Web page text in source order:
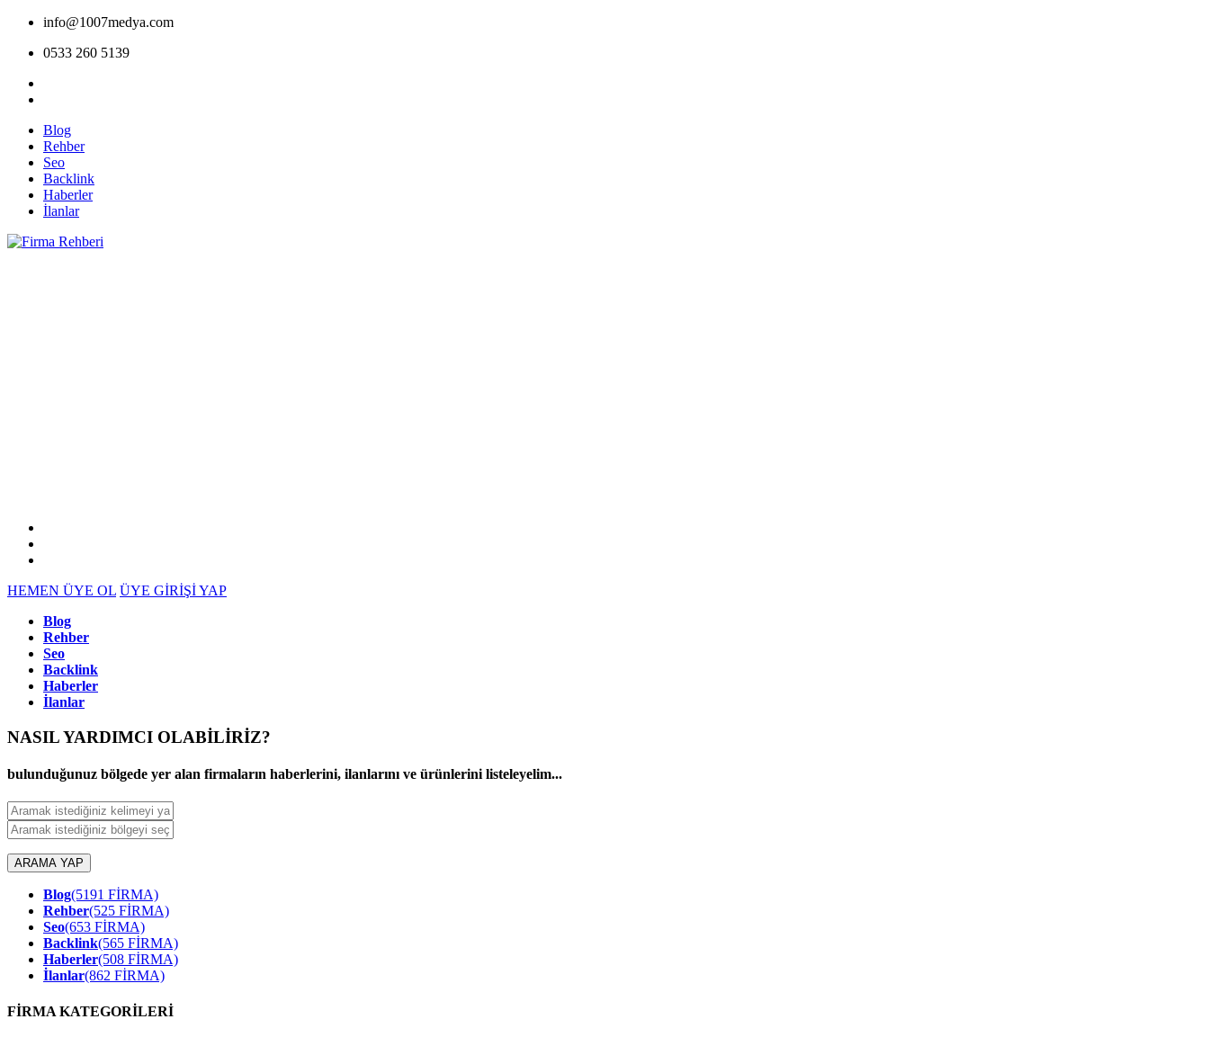
info@1007medya.com
0533 260 5139
Blog
Rehber
Seo
Backlink
Haberler
İlanlar
HEMEN ÜYE OL ÜYE GİRİŞİ YAP
Blog
Rehber
Seo
Backlink
Haberler
İlanlar
NASIL YARDIMCI OLABİLİRİZ?
bulunduğunuz bölgede yer alan firmaların haberlerini, ilanlarını ve ürünlerini listeleyelim...
ARAMA YAP
Blog(5191 FİRMA)
Rehber(525 FİRMA)
Seo(653 FİRMA)
Backlink(565 FİRMA)
Haberler(508 FİRMA)
İlanlar(862 FİRMA)
FİRMA KATEGORİLERİ